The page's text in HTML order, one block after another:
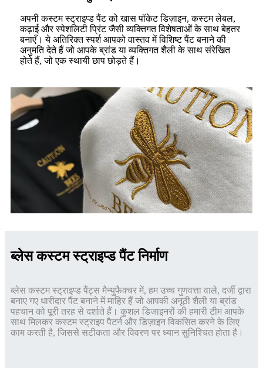
अपनी कस्टम स्ट्राइप्ड पैंट को खास पॉकेट डिज़ाइन, कस्टम लेबल,
कढ़ाई और स्पेशलिटी प्रिंट जैसी व्यक्तिगत विशेषताओं के साथ बेहतर
बनाएँ। ये अतिरिक्त स्पर्श आपको वास्तव में विशिष्ट पैंट बनाने की
अनुमति देते हैं जो आपके ब्रांड या व्यक्तिगत शैली के साथ संरेखित
होते हैं, जो एक स्थायी छाप छोड़ते हैं।
ब्लेस कस्टम स्ट्राइप्ड पैंट निर्माण
ब्लेस कस्टम स्ट्राइप्ड पैंट्स मैन्युफैक्चर में, हम उच्च गुणवत्ता वाले, दर्जी द्वारा
बनाए गए धारीदार पैंट बनाने में माहिर हैं जो आपकी अनूठी शैली या ब्रांड
पहचान को पूरी तरह से दर्शाते हैं। कुशल डिजाइनरों की हमारी टीम आपके
साथ मिलकर कस्टम स्ट्राइप पैटर्न और डिज़ाइन विकसित करने के लिए
काम करती है, जिससे सटीकता और विवरण पर ध्यान सुनिश्चित होता है।